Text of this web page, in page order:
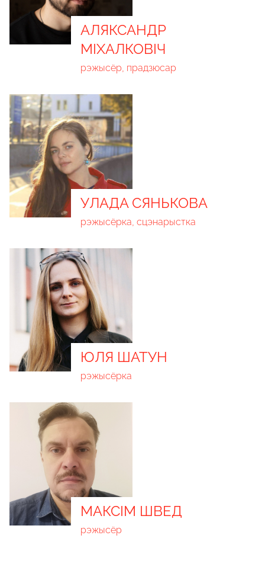
АЛЯКСАНДР
МІХАЛКОВІЧ
рэжысёр, прадзюсар
УЛАДА СЯНЬКОВА
рэжысёрка, сцэнарыстка
ЮЛЯ ШАТУН
рэжысёрка
МАКСІМ ШВЕД
рэжысёр